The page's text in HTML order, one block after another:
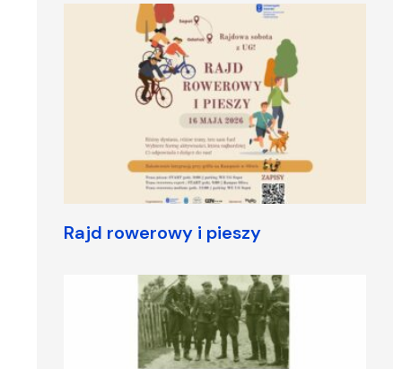
Rajd rowerowy i pieszy